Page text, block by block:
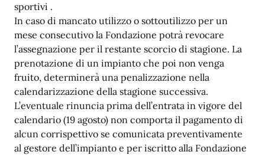
sportivi .
In caso di mancato utilizzo o sottoutilizzo per un
mese consecutivo la Fondazione potrà revocare
l’assegnazione per il restante scorcio di stagione. La
prenotazione di un impianto che poi non venga
fruito, determinerà una penalizzazione nella
calendarizzazione della stagione successiva.
L’eventuale rinuncia prima dell’entrata in vigore del
calendario (19 agosto) non comporta il pagamento di
alcun corrispettivo se comunicata preventivamente
al gestore dell’impianto e per iscritto alla Fondazione